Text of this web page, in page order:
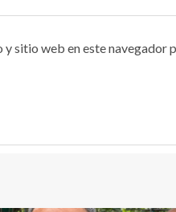
sitio web en este navegador